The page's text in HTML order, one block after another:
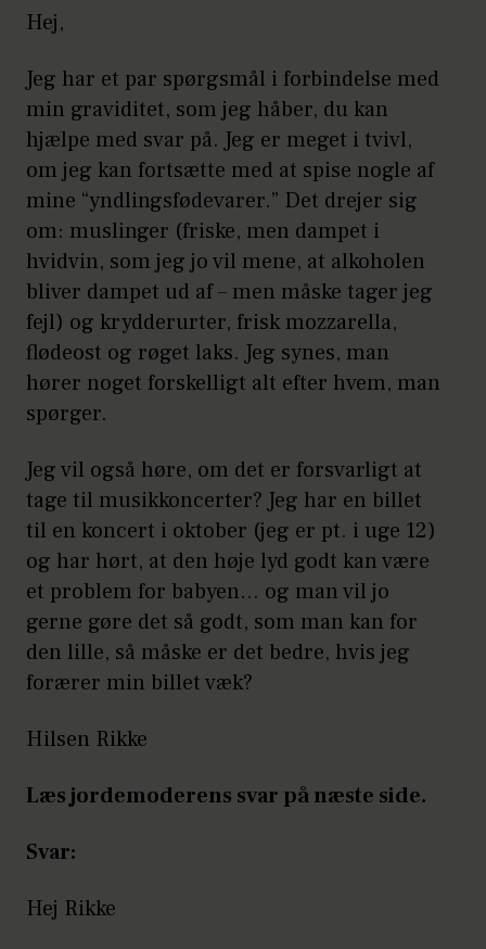
Hej,
Jeg har et par spørgsmål i forbindelse med
min graviditet, som jeg håber, du kan
hjælpe med svar på. Jeg er meget i tvivl,
om jeg kan fortsætte med at spise nogle af
mine “yndlingsfødevarer.” Det drejer sig
om: muslinger (friske, men dampet i
hvidvin, som jeg jo vil mene, at alkoholen
bliver dampet ud af – men måske tager jeg
fejl) og krydderurter, frisk mozzarella,
flødeost og røget laks. Jeg synes, man
hører noget forskelligt alt efter hvem, man
spørger.
Jeg vil også høre, om det er forsvarligt at
tage til musikkoncerter? Jeg har en billet
til en koncert i oktober (jeg er pt. i uge 12)
og har hørt, at den høje lyd godt kan være
et problem for babyen… og man vil jo
gerne gøre det så godt, som man kan for
den lille, så måske er det bedre, hvis jeg
forærer min billet væk?
Hilsen Rikke
Læs jordemoderens svar på næste side.
Svar:
Hej Rikke